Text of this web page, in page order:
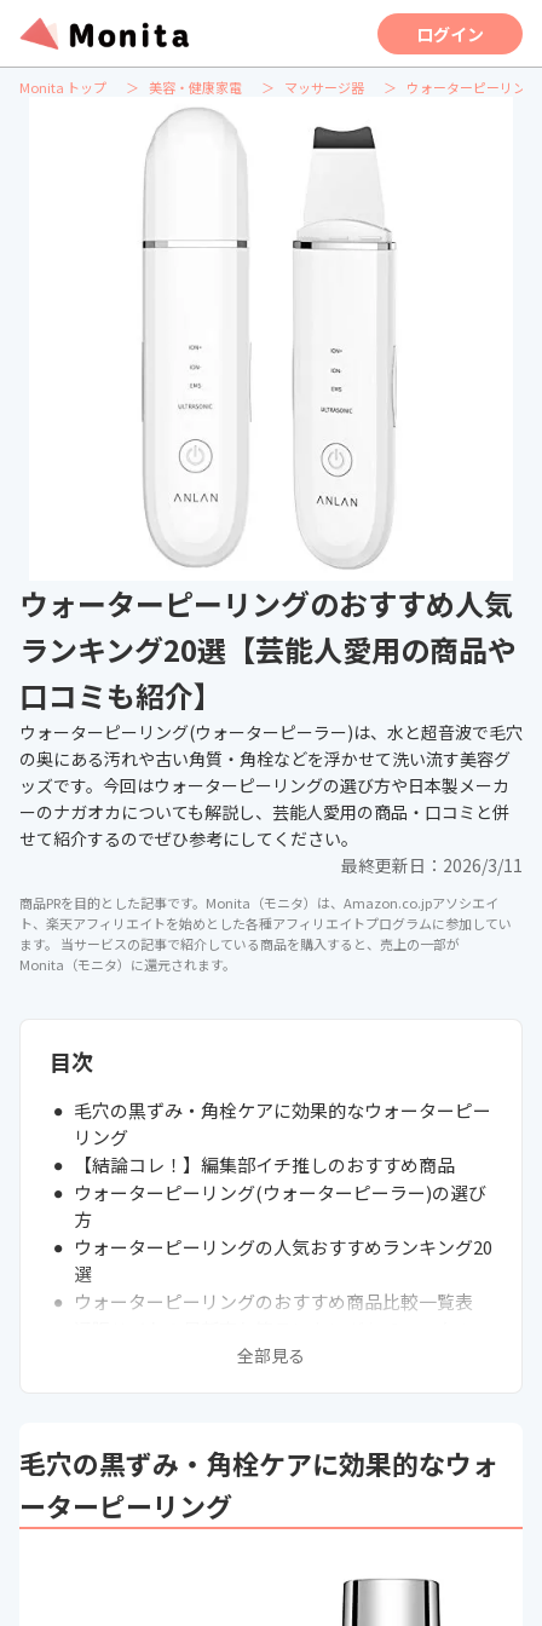
ログイン
Monita トップ 美容・健康家電 マッサージ器 ウォーターピーリン
ウォーターピーリングのおすすめ人気
ランキング20選【芸能人愛用の商品や
口コミも紹介】
ウォーターピーリング(ウォーターピーラー)は、水と超音波で毛穴
の奥にある汚れや古い角質・角栓などを浮かせて洗い流す美容グ
ッズです。今回はウォーターピーリングの選び方や日本製メーカ
ーのナガオカについても解説し、芸能人愛用の商品・口コミと併
せて紹介するのでぜひ参考にしてください。
最終更新日： 2026/3/11
商品PRを目的とした記事です。Monita（モニタ）は、Amazon.co.jpアソシエイ
ト、楽天アフィリエイトを始めとした各種アフィリエイトプログラムに参加してい
ます。 当サービスの記事で紹介している商品を購入すると、売上の一部が
Monita（モニタ）に還元されます。
目次
毛穴の黒ずみ・角栓ケアに効果的なウォーターピー
リング
【結論コレ！】編集部イチ推しのおすすめ商品
ウォーターピーリング(ウォーターピーラー)の選び
方
ウォーターピーリングの人気おすすめランキング20
選
ウォーターピーリングのおすすめ商品比較一覧表
ウォーターピーリングは効果ない？効果的な使い方
コスパ抜群？しまむらやufurlなどの安価帯商品の
口コミは？
ウォーターピーリングのメリット・デメリット
敏感肌注目！ケミカルピーリングとの違いとは
全部見る
毛穴の黒ずみ・角栓ケアに効果的なウォ
ーターピーリング